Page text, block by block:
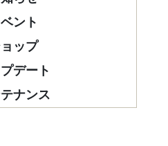
ント
ップ
デート
ナンス